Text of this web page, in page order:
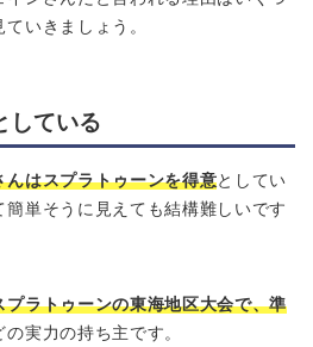
いきましょう。
している
はスプラトゥーンを得意としてい
簡単そうに見えても結構難しいです
プラトゥーンの東海地区大会で、準
実力の持ち主です。